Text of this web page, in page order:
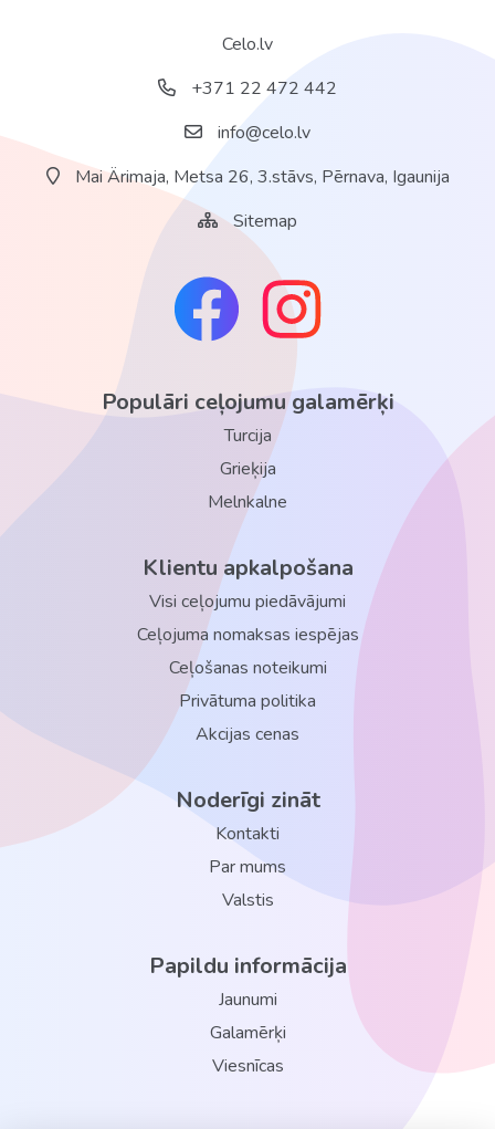
Populāri ceļojumu galamērķi
Turcija
Grieķija
Melnkalne
Klientu apkalpošana
Visi ceļojumu piedāvājumi
Ceļojuma nomaksas iespējas
Ceļošanas noteikumi
Privātuma politika
Akcijas cenas
Noderīgi zināt
Kontakti
Par mums
Valstis
Papildu informācija
Jaunumi
Galamērķi
Viesnīcas
Celo.lv
+371 22 472 442
info@celo.lv
Mai Ärimaja, Metsa 26, 3.stāvs, Pērnava, Igaunija
Sitemap